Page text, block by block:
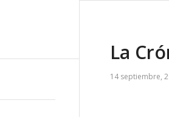
La
14 septiembre,